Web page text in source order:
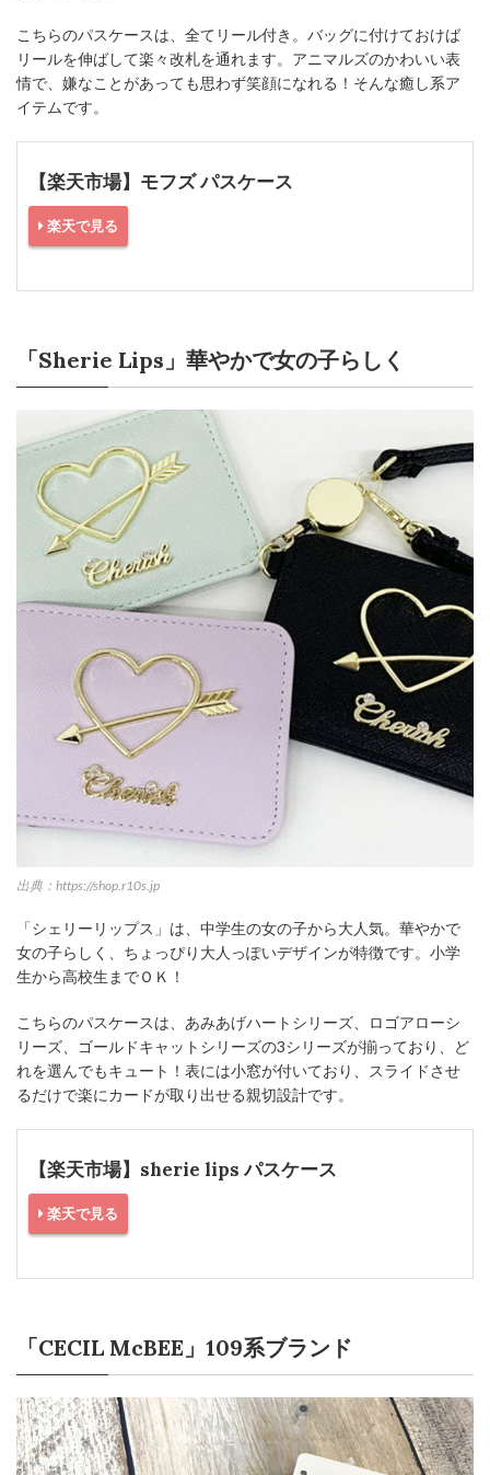
こちらのパスケースは、全てリール付き。バッグに付けておけば
リールを伸ばして楽々改札を通れます。アニマルズのかわいい表
情で、嫌なことがあっても思わず笑顔になれる！そんな癒し系ア
イテムです。
【楽天市場】モフズ パスケース
楽天で見る
「Sherie Lips」華やかで女の子らしく
出典：https://shop.r10s.jp
「シェリーリップス」は、中学生の女の子から大人気。華やかで
女の子らしく、ちょっぴり大人っぽいデザインが特徴です。小学
生から高校生までＯＫ！
こちらのパスケースは、あみあげハートシリーズ、ロゴアローシ
リーズ、ゴールドキャットシリーズの3シリーズが揃っており、ど
れを選んでもキュート！表には小窓が付いており、スライドさせ
るだけで楽にカードが取り出せる親切設計です。
【楽天市場】sherie lips パスケース
楽天で見る
「CECIL McBEE」109系ブランド